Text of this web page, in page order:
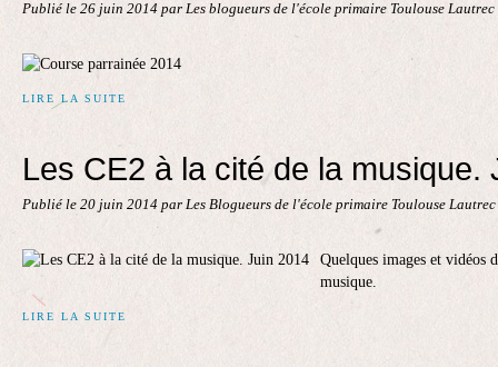
Publié le 26 juin 2014 par Les blogueurs de l'école primaire Toulouse Lautrec
LIRE LA SUITE
Les CE2 à la cité de la musique.
Publié le 20 juin 2014 par Les Blogueurs de l'école primaire Toulouse Lautrec
Quelques images et vidéos
musique.
LIRE LA SUITE